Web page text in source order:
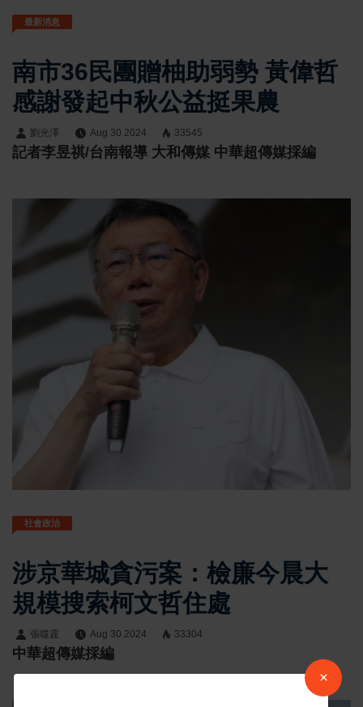
最新消息
南市36民團贈柚助弱勢 黃偉哲
感謝發起中秋公益挺果農
劉光澤 Aug 30 2024 33545
記者李昱祺/台南報導 大和傳媒 中華超傳媒採編
社會政治
涉京華城貪污案：檢廉今晨大
規模搜索柯文哲住處
張噬霆 Aug 30 2024 33304
中華超傳媒採編
×